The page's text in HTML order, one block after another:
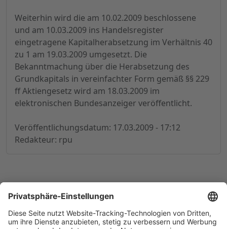
Weiterhin wird die am 10.02.2009 beschlossene
und am 10.03.2009 ins Handelsregister
eingetragene Kapitalherabsetzung im Verhältnis 40
zu 1 am 19.03.2009 umgesetzt. Die
Bekanntmachung über die Herabsetzung des
Grundkapitals in vereinfachter Form gemäß §§ 229
ff Aktiengesetz wird am 18.03.2009 im
elektronischen Bundesanzeiger veröffentlicht.
Veröffentlichungsdatum: 17.03.2009 - 17:12
Redakteur: rpu
© 1998-2026by GSC Research GmbH
Datenschutz